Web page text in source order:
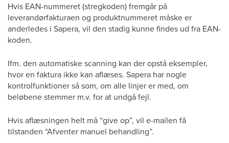
Hvis EAN-nummeret (stregkoden) fremgår på
leverandørfakturaen og produktnummeret måske er
anderledes i Sapera, vil den stadig kunne findes ud fra EAN-
koden.
Ifm. den automatiske scanning kan der opstå eksempler,
hvor en faktura ikke kan aflæses. Sapera har nogle
kontrolfunktioner så som, om alle linjer er med, om
beløbene stemmer m.v. for at undgå fejl.
Hvis aflæsningen helt må “give op”, vil e-mailen få
tilstanden “Afventer manuel behandling”.